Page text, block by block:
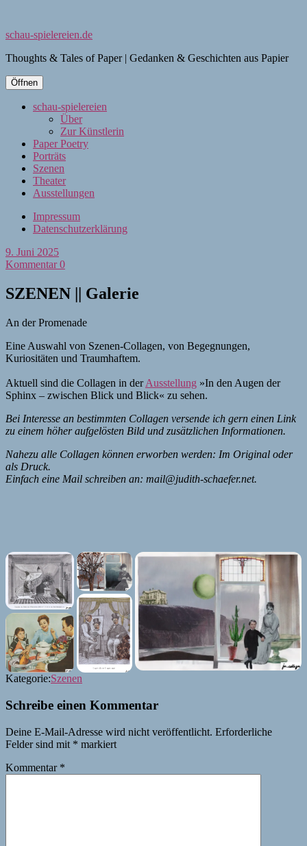
schau-spielereien.de
Thoughts & Tales of Paper | Gedanken & Geschichten aus Papier
Öffnen
schau-spielereien
Über
Zur Künstlerin
Paper Poetry
Porträts
Szenen
Theater
Ausstellungen
Impressum
Datenschutzerklärung
9. Juni 2025
Kommentar 0
SZENEN || Galerie
An der Promenade
Eine Auswahl von Szenen-Collagen, von Begegnungen,
Kuriositäten und Traumhaftem.
Aktuell sind die Collagen in derAusstellung »In den Augen der
Sphinx – zwischen Blick und Blick« zu sehen.
Bei Interesse an bestimmten Collagen versende ich gern einen Link
zu einem höher aufgelösten Bild und zusätzlichen Informationen.
Nahezu alle Collagen können erworben werden: Im Original oder
als Druck.
Einfach eine Mail schreiben an: mail@judith-schaefer.net.
Kategorie:Szenen
Schreibe einen Kommentar
Deine E-Mail-Adresse wird nicht veröffentlicht. Erforderliche
Felder sind mit * markiert
Kommentar *